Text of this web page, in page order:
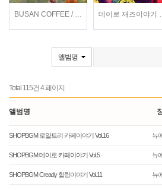
BUSAN COFFEE / 이지형, 현희, 전주란, 정지현
데이로 재즈이야기 /
앨범명
Total 115건 4 페이지
앨범명
SHOPBGM 로얄트리 카페이야기 Vol.16 뉴
SHOPBGM 데이로 카페이야기 Vol.5 뉴
SHOPBGM Cready 힐링이야기 Vol.11 뉴